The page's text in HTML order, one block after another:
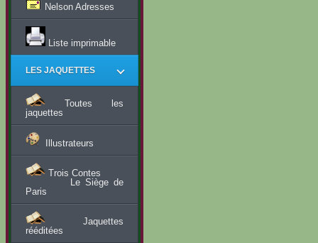
Nelson Adresses
Liste imprimable
LES JAQUETTES
Toutes les
jaquettes
Illustrateurs
Trois Contes
Le Siège de
Paris
Jaquettes
rééditées